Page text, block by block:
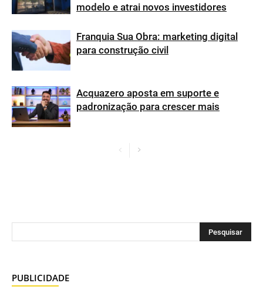
modelo e atrai novos investidores
Franquia Sua Obra: marketing digital
para construção civil
Acquazero aposta em suporte e
padronização para crescer mais
PUBLICIDADE